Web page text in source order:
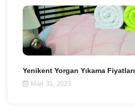
Yenikent Yorgan Yıkama Fiyatları
Mart 31, 2023